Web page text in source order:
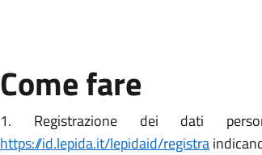
Come fare
1. Registrazione dei dati
https://id.lepida.it/lepidaid/registra